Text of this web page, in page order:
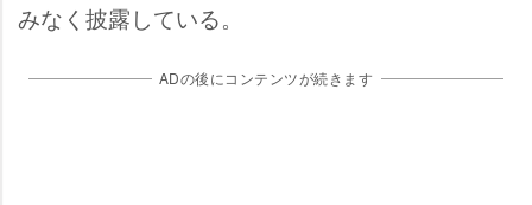
みなく披露している。
ADの後にコンテンツが続きます